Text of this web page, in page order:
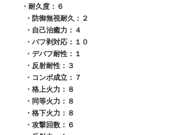
・耐久度：６
・防御無視耐久：２
・自己治癒力：４
・バフ剥対応：１０
・デバフ耐性：１
・反射耐性：３
・コンボ成立：７
・格上火力：８
・同等火力：８
・格下火力：８
・攻撃回数：６